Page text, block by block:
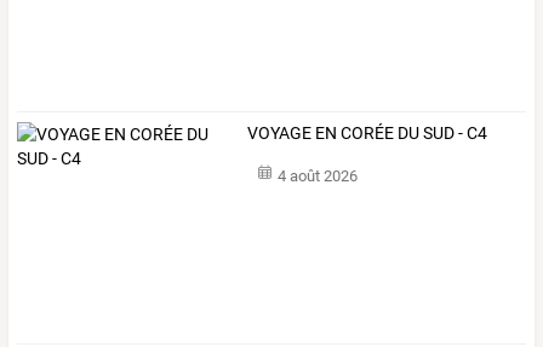
VOYAGE EN CORÉE DU SUD - C4
4 août 2026